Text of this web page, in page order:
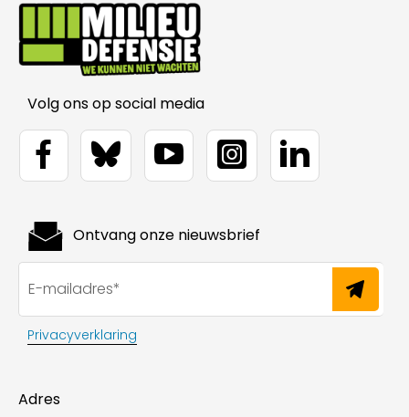
Volg ons op social media
Adres
Ontvang onze nieuwsbrief
Privacyverklaring